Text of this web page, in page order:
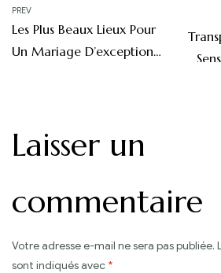
Navigation
de
l’article
PREV
Les Plus Beaux Lieux Pour
Un Mariage D’exception
Laisser un
commentaire
Votre adresse e-mail ne sera pas publiée.
sont indiqués avec *